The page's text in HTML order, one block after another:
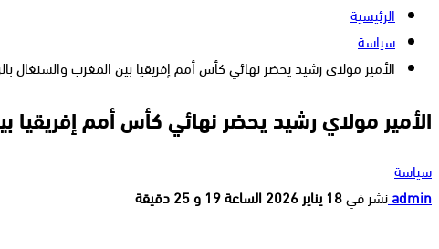
الرئيسية
سياسة
الأمير مولاي رشيد يحضر نهائي كأس أمم إفريقيا بين المغرب والسنغال
الأمير مولاي رشيد يحضر نهائي كأس أمم إفريقيا
سياسة
adminنشر في18 يناير 2026 الساعة 19 و 25 دقيقة